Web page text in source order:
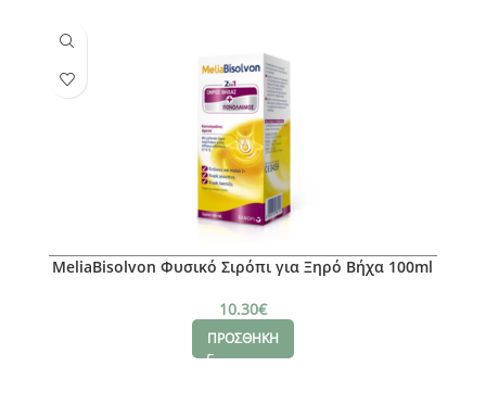
MeliaBisolvon Φυσικό Σιρόπι για Ξηρό Βήχα 100ml
10.30€
ΠΡΟΣΘΗΚΗ